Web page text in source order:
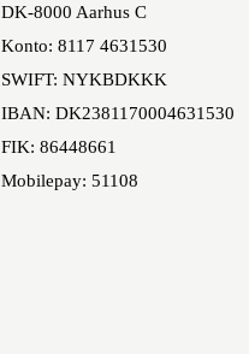
DK-8000 Aarhus C
Konto: 8117 4631530
SWIFT: NYKBDKKK
IBAN: DK2381170004631530
FIK: 86448661
Mobilepay: 51108